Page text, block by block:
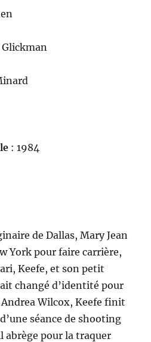
Glickman
: 1984
de Dallas, Mary Jean
York pour faire carrière,
Keefe, et son petit
changé d’identité pour
Andrea Wilcox, Keefe finit
séance de shooting
abrège pour la traquer